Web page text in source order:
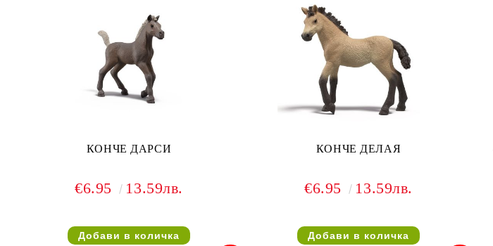
КОНЧЕ ДАРСИ
€6.95 13.59лв.
КОНЧЕ ДЕЛАЯ
€6.95 13.59лв.